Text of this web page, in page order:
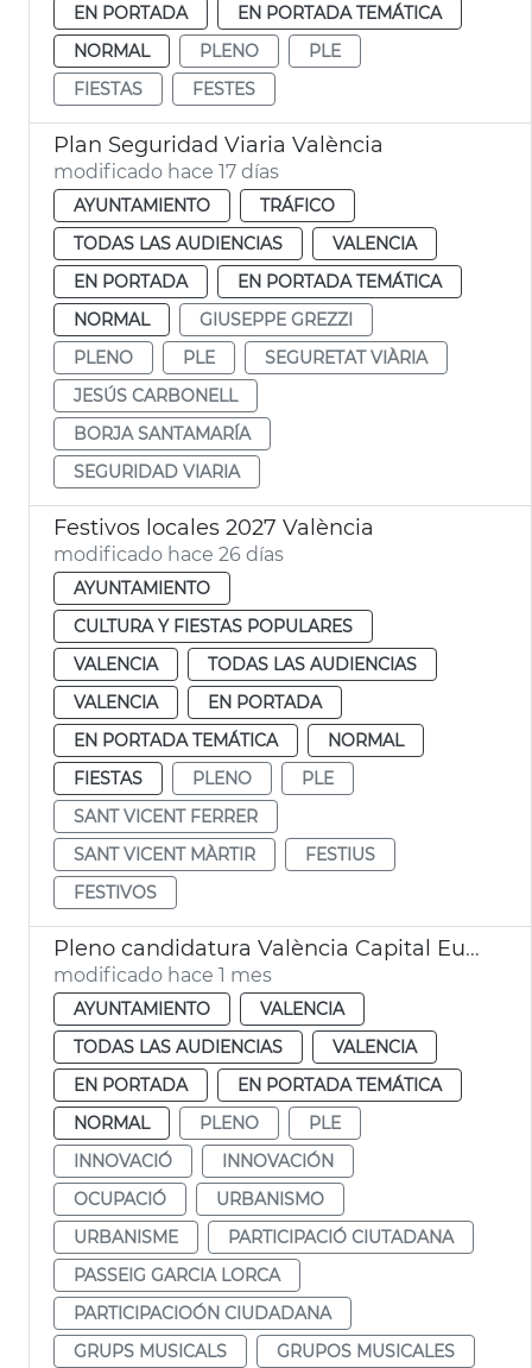
EN PORTADA
EN PORTADA TEMÁTICA
NORMAL
PLENO
PLE
FIESTAS
FESTES
Plan Seguridad Viaria València
modificado hace 17 días
AYUNTAMIENTO
TRÁFICO
TODAS LAS AUDIENCIAS
VALENCIA
EN PORTADA
EN PORTADA TEMÁTICA
NORMAL
GIUSEPPE GREZZI
PLENO
PLE
SEGURETAT VIÀRIA
JESÚS CARBONELL
BORJA SANTAMARÍA
SEGURIDAD VIARIA
Festivos locales 2027 València
modificado hace 26 días
AYUNTAMIENTO
CULTURA Y FIESTAS POPULARES
VALENCIA
TODAS LAS AUDIENCIAS
VALENCIA
EN PORTADA
EN PORTADA TEMÁTICA
NORMAL
FIESTAS
PLENO
PLE
SANT VICENT FERRER
SANT VICENT MÀRTIR
FESTIUS
FESTIVOS
Pleno candidatura València Capital Europea Innovación
modificado hace 1 mes
AYUNTAMIENTO
VALENCIA
TODAS LAS AUDIENCIAS
VALENCIA
EN PORTADA
EN PORTADA TEMÁTICA
NORMAL
PLENO
PLE
INNOVACIÓ
INNOVACIÓN
OCUPACIÓ
URBANISMO
URBANISME
PARTICIPACIÓ CIUTADANA
PASSEIG GARCIA LORCA
PARTICIPACIOÓN CIUDADANA
GRUPS MUSICALS
GRUPOS MUSICALES